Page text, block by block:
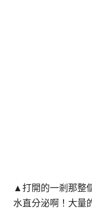
▲打開的一剎那整
水直分泌啊！大量